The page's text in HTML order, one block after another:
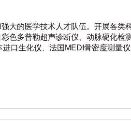
大的医学技术人才队伍。开展各类
色多普勒超声诊断仪、动脉硬化检测
口生化仪、法国MEDI骨密度测量仪